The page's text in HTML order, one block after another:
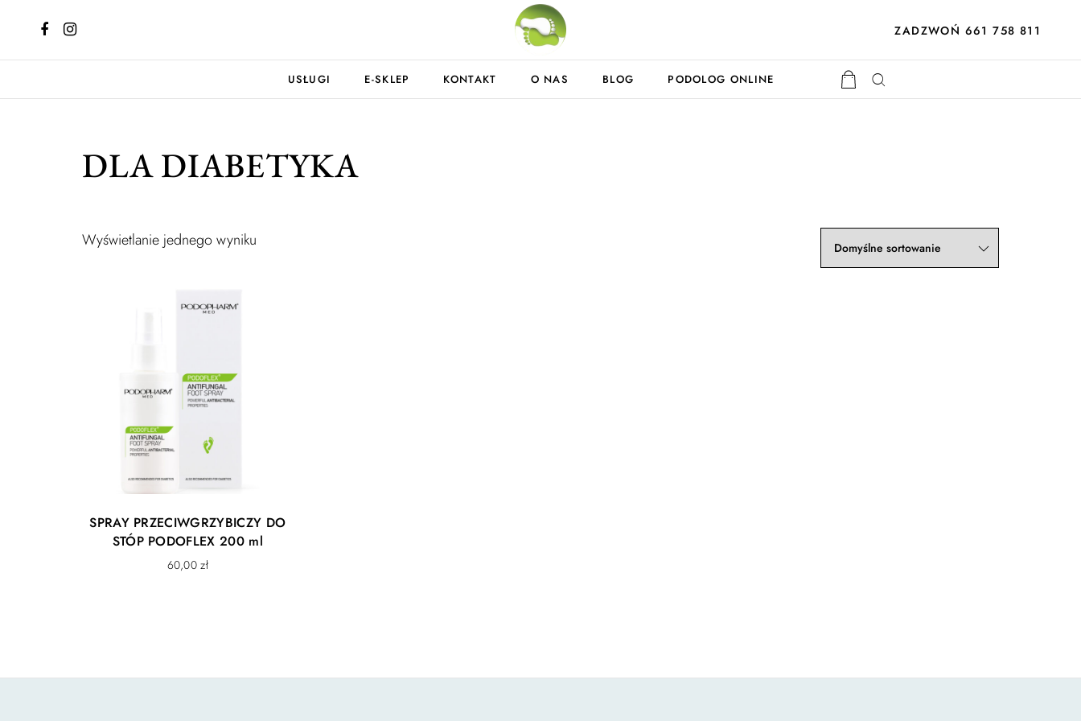
ZADZWOŃ 661 758 811
USŁUGI E-SKLEP KONTAKT O NAS BLOG PODOLOG ONLINE
DLA DIABETYKA
Wyświetlanie jednego wyniku
SPRAY PRZECIWGRZYBICZY DO
STÓP PODOFLEX 200 ml
60,00zł